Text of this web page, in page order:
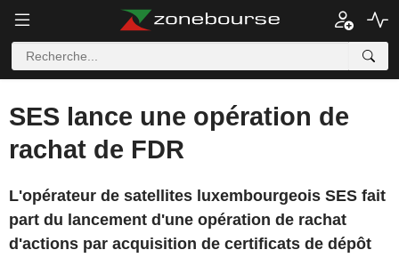
SES lance une opération de
rachat de FDR
L'opérateur de satellites luxembourgeois SES fait
part du lancement d'une opération de rachat
d'actions par acquisition de certificats de dépôt